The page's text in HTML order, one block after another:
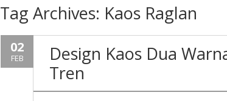
Tag Archives: Kaos Raglan
02
FEB
Design Kaos Dua
Tren